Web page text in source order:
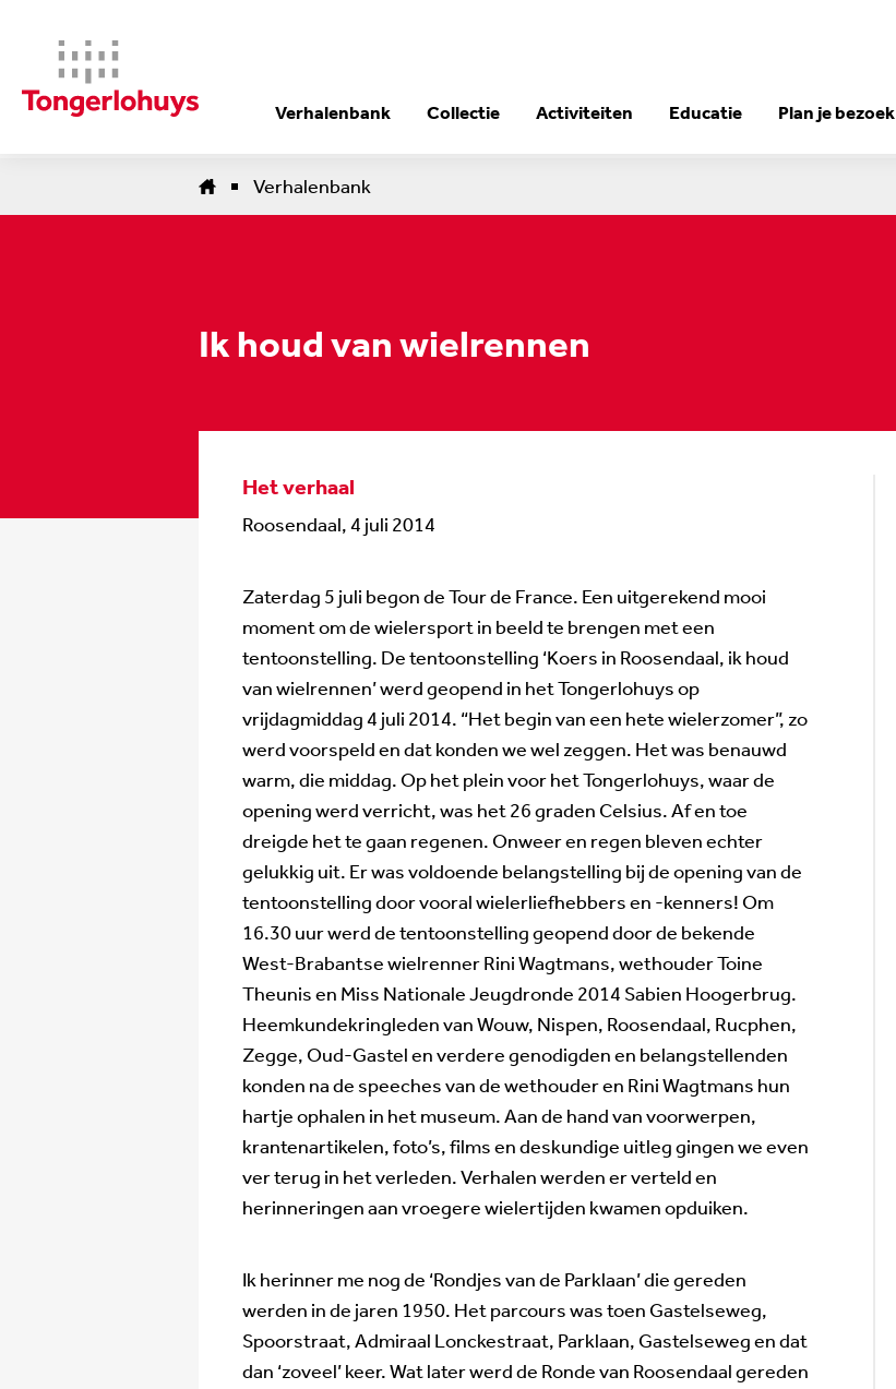
Verhalenbank Collectie Activiteiten Educatie Plan je bezoek
Verhalenbank
Ik houd van wielrennen
Het verhaal
Roosendaal, 4 juli 2014
Zaterdag 5 juli begon de Tour de France. Een uitgerekend mooi
moment om de wielersport in beeld te brengen met een
tentoonstelling. De tentoonstelling ‘Koers in Roosendaal, ik houd
van wielrennen’ werd geopend in het Tongerlohuys op
vrijdagmiddag 4 juli 2014. “Het begin van een hete wielerzomer”, zo
werd voorspeld en dat konden we wel zeggen. Het was benauwd
warm, die middag. Op het plein voor het Tongerlohuys, waar de
opening werd verricht, was het 26 graden Celsius. Af en toe
dreigde het te gaan regenen. Onweer en regen bleven echter
gelukkig uit. Er was voldoende belangstelling bij de opening van de
tentoonstelling door vooral wielerliefhebbers en -kenners! Om
16.30 uur werd de tentoonstelling geopend door de bekende
West-Brabantse wielrenner Rini Wagtmans, wethouder Toine
Theunis en Miss Nationale Jeugdronde 2014 Sabien Hoogerbrug.
Heemkundekringleden van Wouw, Nispen, Roosendaal, Rucphen,
Zegge, Oud-Gastel en verdere genodigden en belangstellenden
konden na de speeches van de wethouder en Rini Wagtmans hun
hartje ophalen in het museum. Aan de hand van voorwerpen,
krantenartikelen, foto’s, films en deskundige uitleg gingen we even
ver terug in het verleden. Verhalen werden er verteld en
herinneringen aan vroegere wielertijden kwamen opduiken.
Ik herinner me nog de ‘Rondjes van de Parklaan’ die gereden
werden in de jaren 1950. Het parcours was toen Gastelseweg,
Spoorstraat, Admiraal Lonckestraat, Parklaan, Gastelseweg en dat
dan ‘zoveel’ keer. Wat later werd de Ronde van Roosendaal gereden